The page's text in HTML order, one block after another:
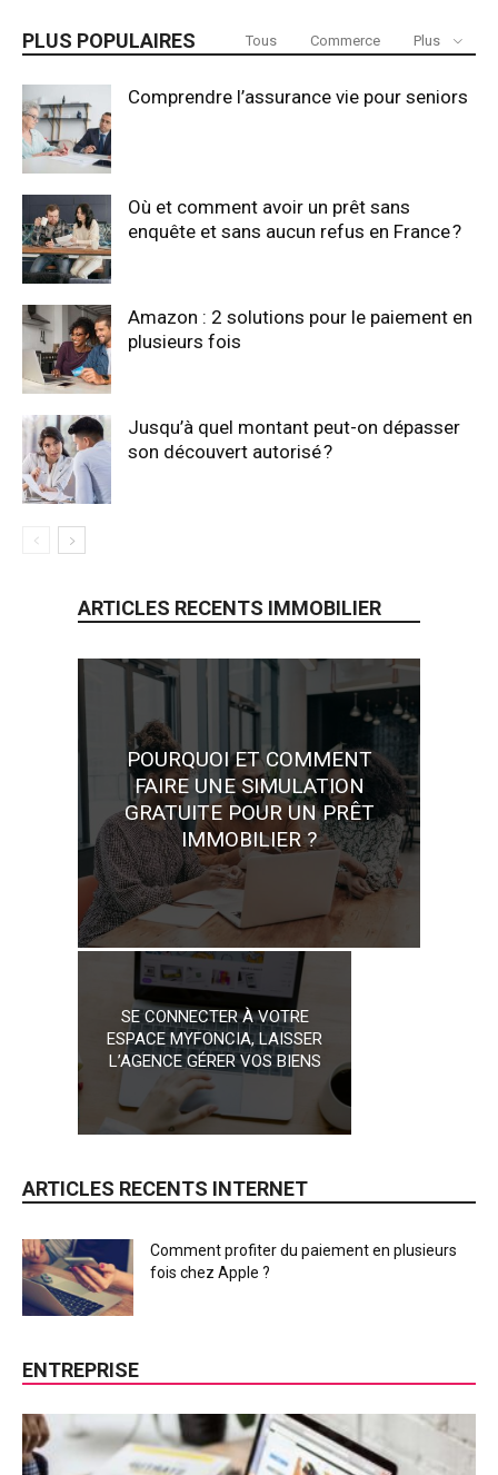
PLUS POPULAIRES Tous Commerce Plus
Comprendre l’assurance vie pour seniors
Où et comment avoir un prêt sans
enquête et sans aucun refus en France ?
Amazon : 2 solutions pour le paiement en
plusieurs fois
Jusqu’à quel montant peut-on dépasser
son découvert autorisé ?
ARTICLES RECENTS IMMOBILIER
POURQUOI ET COMMENT
FAIRE UNE SIMULATION
GRATUITE POUR UN PRÊT
IMMOBILIER ?
SE CONNECTER À VOTRE
ESPACE MYFONCIA, LAISSER
L’AGENCE GÉRER VOS BIENS
ARTICLES RECENTS INTERNET
Comment profiter du paiement en plusieurs
fois chez Apple ?
ENTREPRISE